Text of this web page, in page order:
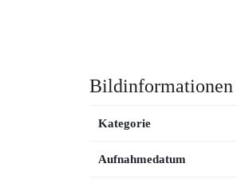
Bildinformationen
Kategorie
Aufnahmedatum